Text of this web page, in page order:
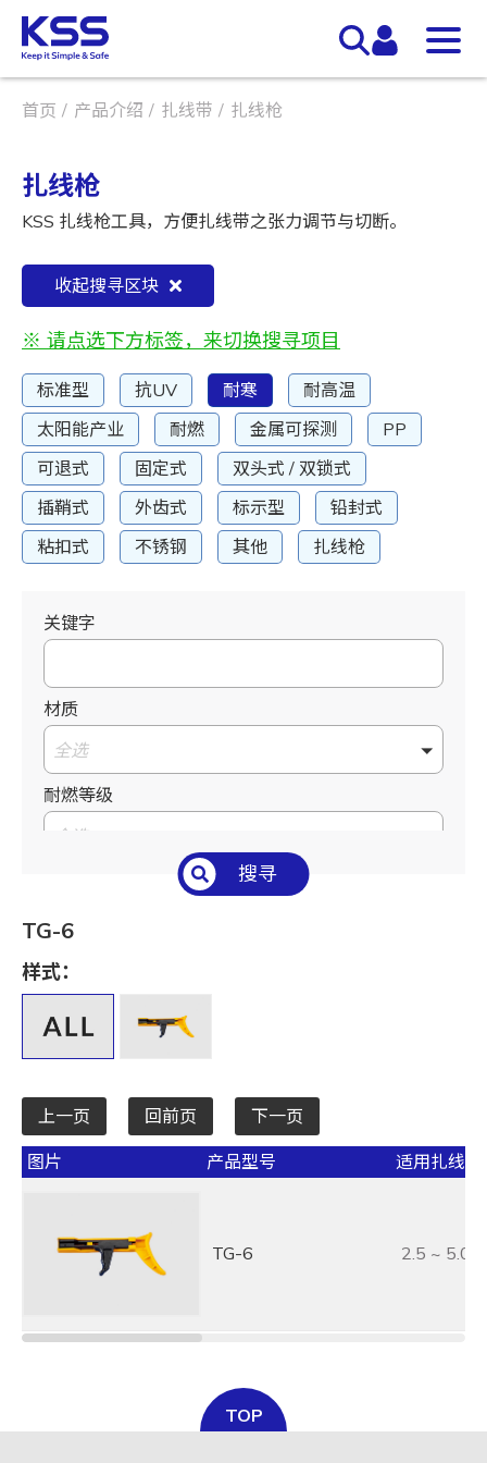
首页 产品介绍 扎线带 扎线枪
扎线枪
KSS 扎线枪工具，方便扎线带之张力调节与切断。
收起搜寻区块
※ 请点选下方标签，来切换搜寻项目
标准型 抗UV 耐寒
耐高温
太阳能产业
耐燃 金属可探测
PP
可退式
固定式
双头式 / 双锁式
插鞘式
外齿式 标示型
铅封式
粘扣式
不锈钢 其他 扎线枪
关键字
材质
全选
耐燃等级
全选
全选
长 L mm / inch
宽 W mm / inch
全选
承受力 lbs/kgf/N
全选
全选
搜寻
TG-6
样式：
上一页 回前页 下一页
图片 产品型号 适用扎线
TG-6 2.5 ~ 5.0
TOP